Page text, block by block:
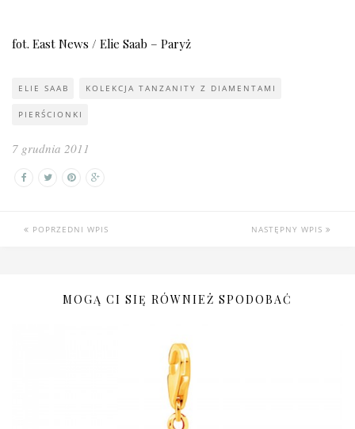
fot. East News / Elie Saab – Paryż
ELIE SAAB KOLEKCJA TANZANITY Z DIAMENTAMI
PIERŚCIONKI
7 grudnia 2011
POPRZEDNI WPIS NASTĘPNY WPIS
MOGĄ CI SIĘ RÓWNIEŻ SPODOBAĆ